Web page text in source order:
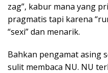
zag”, kabur mana yang
pragmatis tapi karena
“sexi” dan menarik.
Bahkan pengamat asing
sulit membaca NU. NU